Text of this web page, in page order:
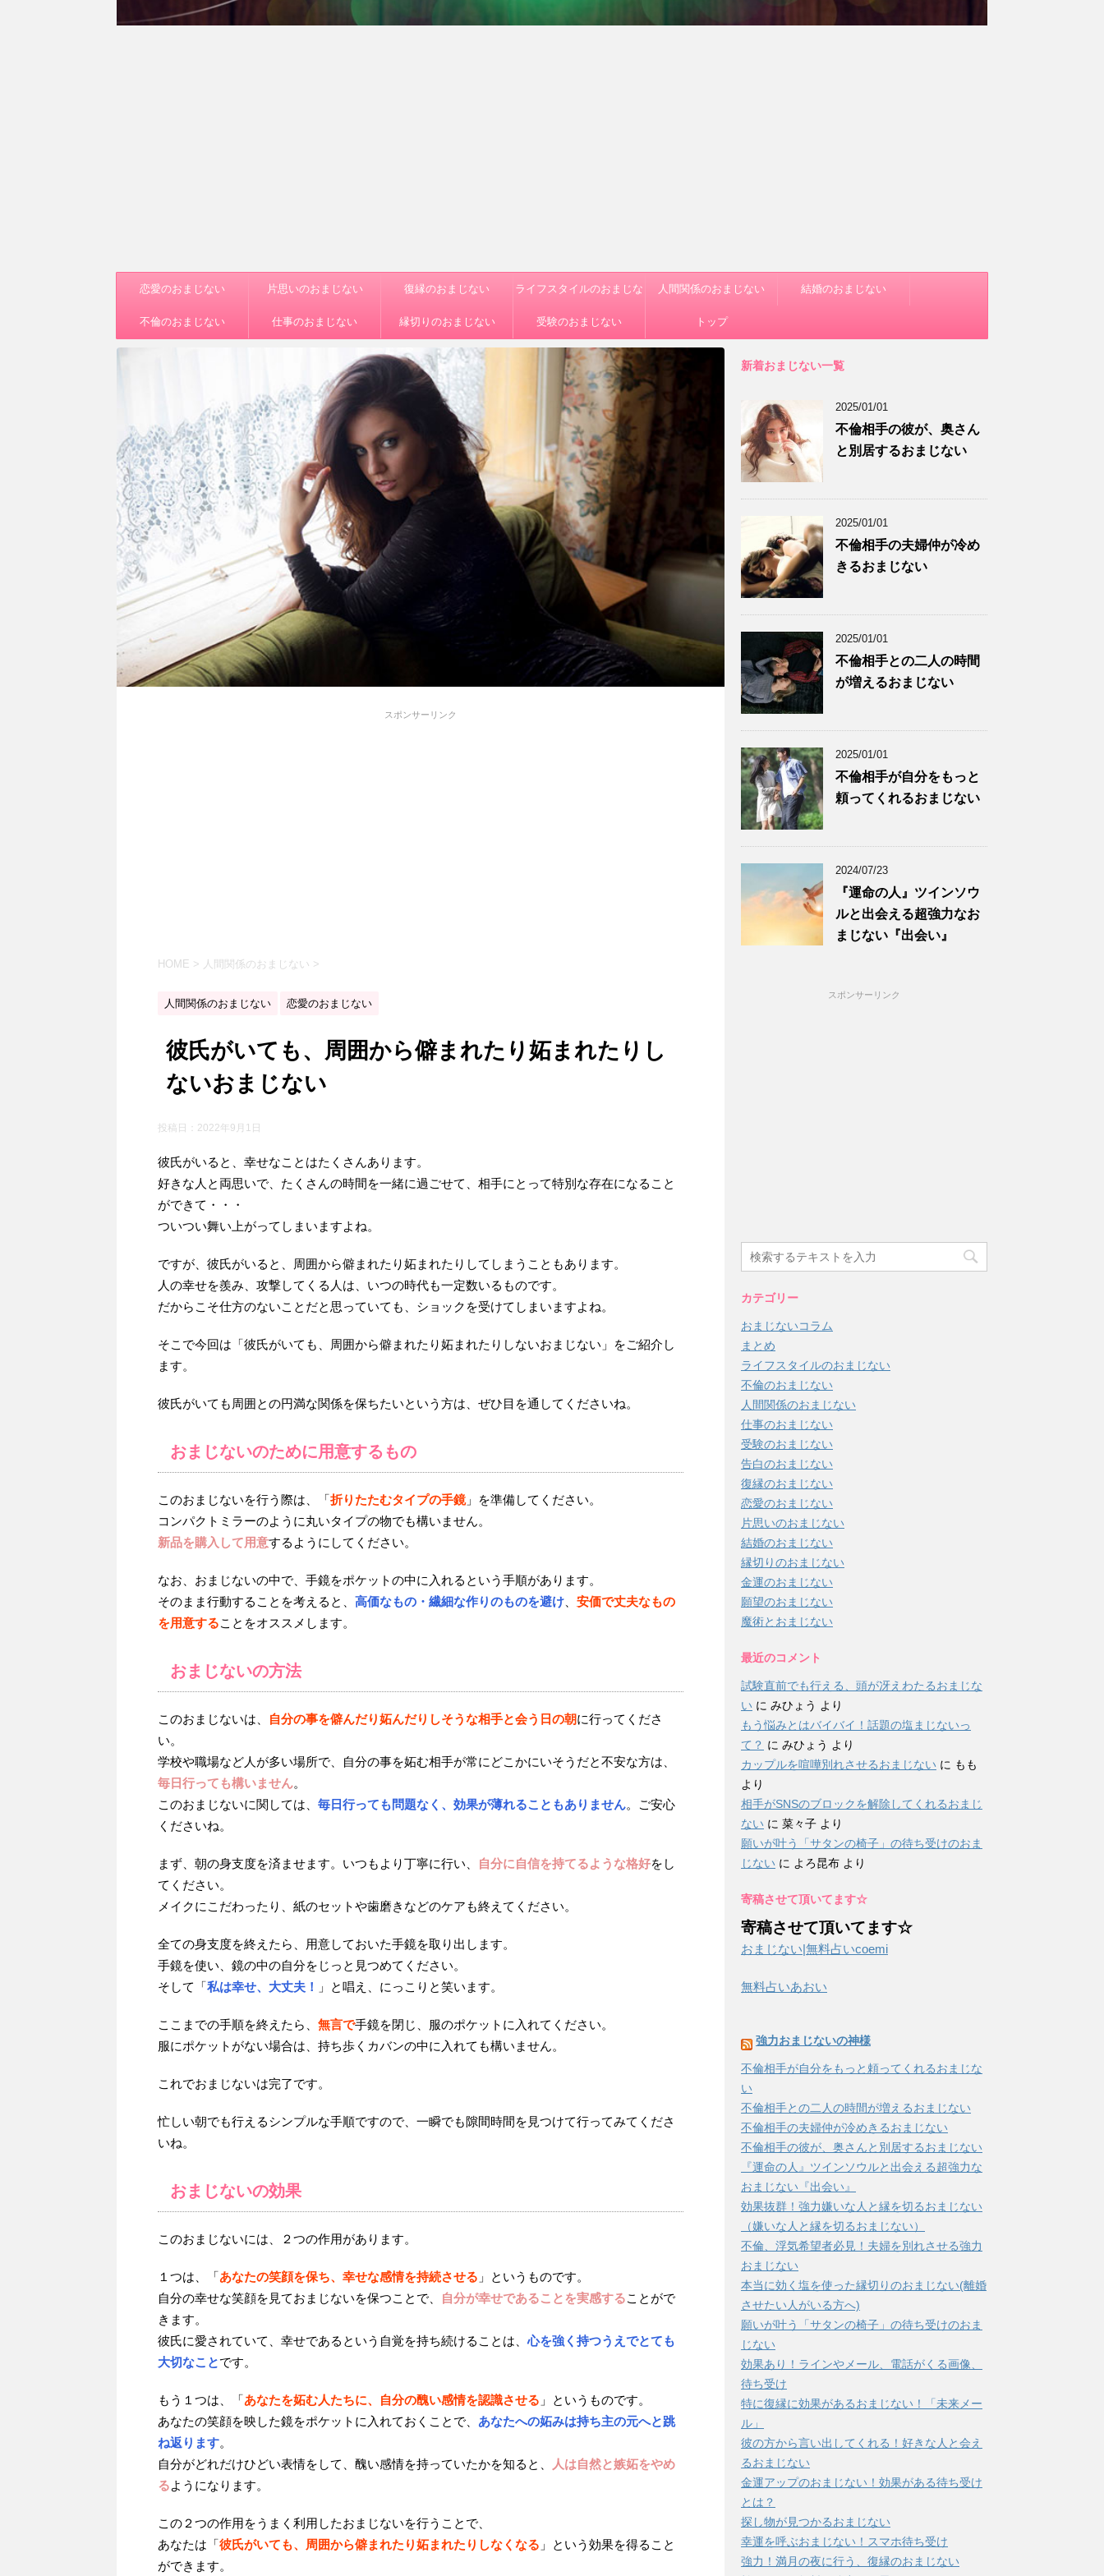
恋愛のおまじない 片思いのおまじない 復縁のおまじない ライフスタイルのおまじな
い
人間関係のおまじない 結婚のおまじない
不倫のおまじない 仕事のおまじない 縁切りのおまじない 受験のおまじない トップ
スポンサーリンク
HOME > 人間関係のおまじない >
人間関係のおまじない 恋愛のおまじない
彼氏がいても、周囲から僻まれたり妬まれたりし
ないおまじない
投稿日： 2022年9月1日
彼氏がいると、幸せなことはたくさんあります。
好きな人と両思いで、たくさんの時間を一緒に過ごせて、相手にとって特別な存在になること
ができて・・・
ついつい舞い上がってしまいますよね。
ですが、彼氏がいると、周囲から僻まれたり妬まれたりしてしまうこともあります。
人の幸せを羨み、攻撃してくる人は、いつの時代も一定数いるものです。
だからこそ仕方のないことだと思っていても、ショックを受けてしまいますよね。
そこで今回は「彼氏がいても、周囲から僻まれたり妬まれたりしないおまじない」をご紹介し
ます。
彼氏がいても周囲との円満な関係を保ちたいという方は、ぜひ目を通してくださいね。
おまじないのために用意するもの
このおまじないを行う際は、「折りたたむタイプの手鏡」を準備してください。
コンパクトミラーのように丸いタイプの物でも構いません。
新品を購入して用意するようにしてください。
なお、おまじないの中で、手鏡をポケットの中に入れるという手順があります。
そのまま行動することを考えると、 高価なもの・繊細な作りのものを避け
安価で丈夫なもの
を用意することをオススメします。
おまじないの方法
このおまじないは、 自分の事を僻んだり妬んだりしそうな相手と会う日の朝に行ってくださ
い。
学校や職場など人が多い場所で、自分の事を妬む相手が常にどこかにいそうだと不安な方は、
毎日行っても構いません。
このおまじないに関しては、 毎日行っても問題なく、効果が薄れることもありません。ご安心
くださいね。
まず、朝の身支度を済ませます。いつもより丁寧に行い、 自分に自信を持てるような格好をし
てください。
メイクにこだわったり、紙のセットや歯磨きなどのケアも終えてください。
全ての身支度を終えたら、用意しておいた手鏡を取り出します。
手鏡を使い、鏡の中の自分をじっと見つめてください。
そして「私は幸せ、大丈夫！ 」と唱え、にっこりと笑います。
ここまでの手順を終えたら、 無言で手鏡を閉じ、服のポケットに入れてください。
服にポケットがない場合は、持ち歩くカバンの中に入れても構いません。
これでおまじないは完了です。
忙しい朝でも行えるシンプルな手順ですので、一瞬でも隙間時間を見つけて行ってみてくださ
いね。
おまじないの効果
このおまじないには、２つの作用があります。
１つは、「あなたの笑顔を保ち、幸せな感情を持続させる 」というものです。
自分の幸せな笑顔を見ておまじないを保つことで、
自分が幸せであることを実感することがで
きます。
彼氏に愛されていて、幸せであるという自覚を持ち続けることは、心を強く持つうえでとても
大切なことです。
もう１つは、「あなたを妬む人たちに、自分の醜い感情を認識させる 」というものです。
あなたの笑顔を映した鏡をポケットに入れておくことで、 あなたへの妬みは持ち主の元へと跳
ね返ります。
自分がどれだけひどい表情をして、醜い感情を持っていたかを知ると、
人は自然と嫉妬をやめ
るようになります。
この２つの作用をうまく利用したおまじないを行うことで、
あなたは「彼氏がいても、周囲から僻まれたり妬まれたりしなくなる 」という効果を得ること
ができます。
新着おまじない一覧
2025/01/01
不倫相手の彼が、奥さん
と別居するおまじない
2025/01/01
不倫相手の夫婦仲が冷め
きるおまじない
2025/01/01
不倫相手との二人の時間
が増えるおまじない
2025/01/01
不倫相手が自分をもっと
頼ってくれるおまじない
2024/07/23
『運命の人』ツインソウ
ルと出会える超強力なお
まじない『出会い』
スポンサーリンク
カテゴリー
おまじないコラム
まとめ
ライフスタイルのおまじない
不倫のおまじない
人間関係のおまじない
仕事のおまじない
受験のおまじない
告白のおまじない
復縁のおまじない
恋愛のおまじない
片思いのおまじない
結婚のおまじない
縁切りのおまじない
金運のおまじない
願望のおまじない
魔術とおまじない
最近のコメント
試験直前でも行える、頭が冴えわたるおまじな
い に みひょう より
もう悩みとはバイバイ！話題の塩まじないっ
て？ に みひょう より
カップルを喧嘩別れさせるおまじない に もも
より
相手がSNSのブロックを解除してくれるおまじ
ない に 菜々子 より
願いが叶う「サタンの椅子」の待ち受けのおま
じない に よろ昆布 より
寄稿させて頂いてます☆
寄稿させて頂いてます☆
おまじない|無料占いcoemi
無料占いあおい
強力おまじないの神様
不倫相手が自分をもっと頼ってくれるおまじな
い
不倫相手との二人の時間が増えるおまじない
不倫相手の夫婦仲が冷めきるおまじない
不倫相手の彼が、奥さんと別居するおまじない
『運命の人』ツインソウルと出会える超強力な
おまじない『出会い』
効果抜群！強力嫌いな人と縁を切るおまじない
（嫌いな人と縁を切るおまじない）
不倫、浮気希望者必見！夫婦を別れさせる強力
おまじない
本当に効く塩を使った縁切りのおまじない(離婚
させたい人がいる方へ)
願いが叶う「サタンの椅子」の待ち受けのおま
じない
効果あり！ラインやメール、電話がくる画像、
待ち受け
特に復縁に効果があるおまじない！「未来メー
ル」
彼の方から言い出してくれる！好きな人と会え
るおまじない
金運アップのおまじない！効果がある待ち受け
とは？
探し物が見つかるおまじない
幸運を呼ぶおまじない！スマホ待ち受け
強力！満月の夜に行う、復縁のおまじない